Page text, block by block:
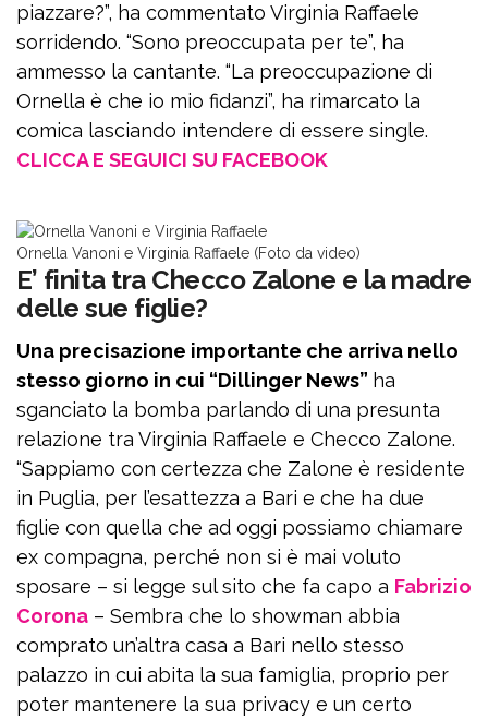
piazzare?”, ha commentato Virginia Raffaele
sorridendo. “Sono preoccupata per te”, ha
ammesso la cantante. “La preoccupazione di
Ornella è che io mio fidanzi”, ha rimarcato la
comica lasciando intendere di essere single.
CLICCA E SEGUICI SU FACEBOOK
Ornella Vanoni e Virginia Raffaele (Foto da video)
E’ finita tra Checco Zalone e la madre
delle sue figlie?
Una precisazione importante che arriva nello
stesso giorno in cui “Dillinger News” ha
sganciato la bomba parlando di una presunta
relazione tra Virginia Raffaele e Checco Zalone.
“Sappiamo con certezza che Zalone è residente
in Puglia, per l’esattezza a Bari e che ha due
figlie con quella che ad oggi possiamo chiamare
ex compagna, perché non si è mai voluto
sposare – si legge sul sito che fa capo a Fabrizio
Corona – Sembra che lo showman abbia
comprato un’altra casa a Bari nello stesso
palazzo in cui abita la sua famiglia, proprio per
poter mantenere la sua privacy e un certo